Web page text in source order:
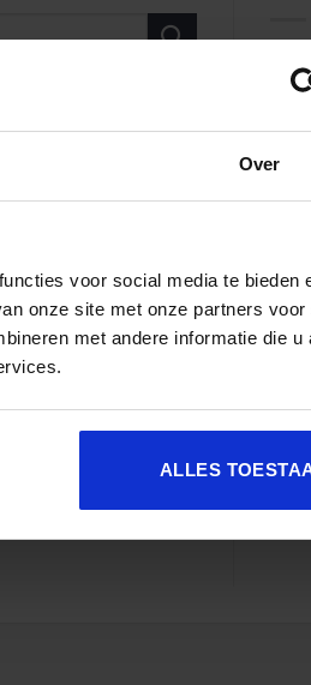
Over
voor social media te bieden
onze site met onze partners voor
met andere informatie die u
ALLES
ook
and